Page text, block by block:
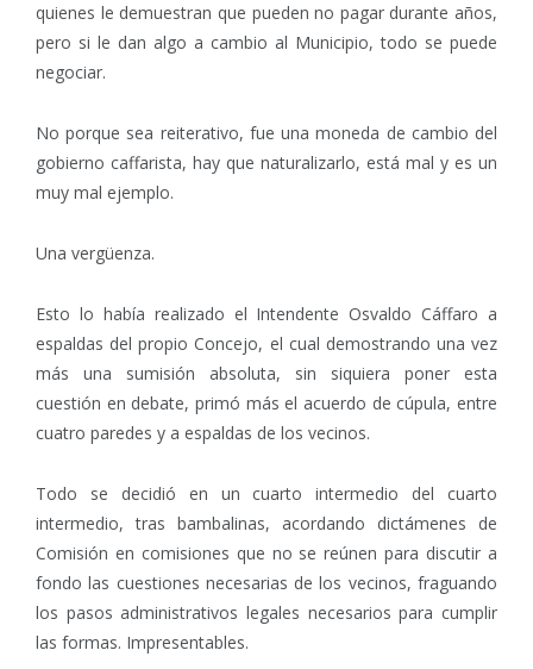
quienes le demuestran que pueden no pagar durante años,
pero si le dan algo a cambio al Municipio, todo se puede
negociar.
No porque sea reiterativo, fue una moneda de cambio del
gobierno caffarista, hay que naturalizarlo, está mal y es un
muy mal ejemplo.
Una vergüenza.
Esto lo había realizado el Intendente Osvaldo Cáffaro a
espaldas del propio Concejo, el cual demostrando una vez
más una sumisión absoluta, sin siquiera poner esta
cuestión en debate, primó más el acuerdo de cúpula, entre
cuatro paredes y a espaldas de los vecinos.
Todo se decidió en un cuarto intermedio del cuarto
intermedio, tras bambalinas, acordando dictámenes de
Comisión en comisiones que no se reúnen para discutir a
fondo las cuestiones necesarias de los vecinos, fraguando
los pasos administrativos legales necesarios para cumplir
las formas. Impresentables.